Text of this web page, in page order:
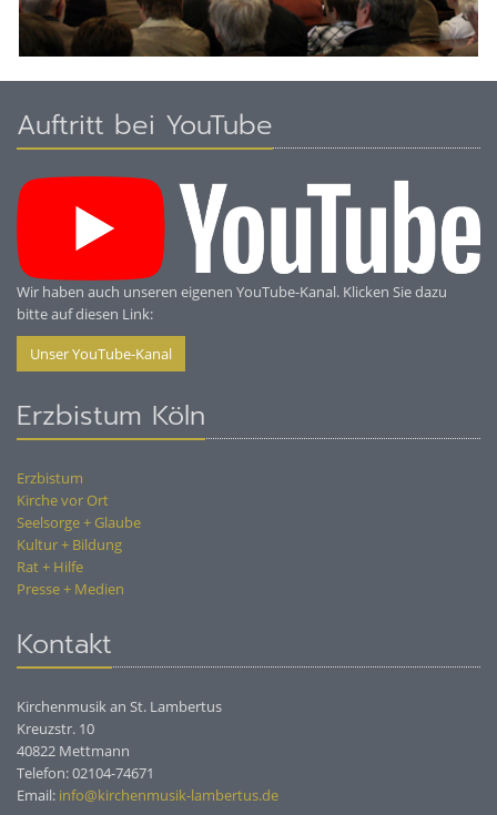
Auftritt bei YouTube
Wir haben auch unseren eigenen YouTube-Kanal. Klicken Sie dazu
bitte auf diesen Link:
Unser YouTube-Kanal
Erzbistum Köln
Erzbistum
Kirche vor Ort
Seelsorge + Glaube
Kultur + Bildung
Rat + Hilfe
Presse + Medien
Kontakt
Kirchenmusik an St. Lambertus
Kreuzstr. 10
40822 Mettmann
Telefon: 02104-74671
Email: info@kirchenmusik-lambertus.de